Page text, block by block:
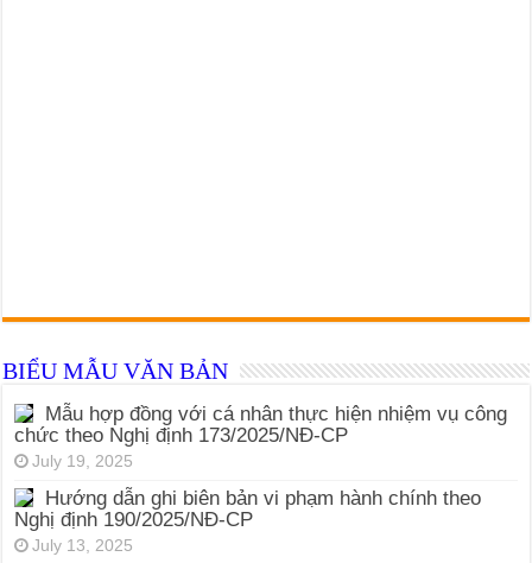
BIỂU MẪU VĂN BẢN
Mẫu hợp đồng với cá nhân thực hiện nhiệm vụ công
chức theo Nghị định 173/2025/NĐ-CP
July 19, 2025
Hướng dẫn ghi biên bản vi phạm hành chính theo
Nghị định 190/2025/NĐ-CP
July 13, 2025